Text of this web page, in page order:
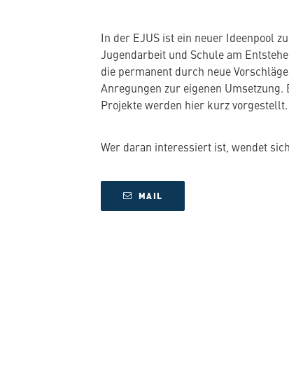
In der EJUS ist ein neuer Ideenpool
Jugendarbeit und Schule am
die permanent durch neue
Anregungen zur eigenen
Projekte werden hier kurz vorgestellt.
Wer daran interessiert ist, wendet
MAIL